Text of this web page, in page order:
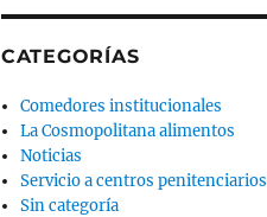
CATEGORÍAS
Comedores institucionales
La Cosmopolitana alimentos
Noticias
Servicio a centros penitenciarios
Sin categoría